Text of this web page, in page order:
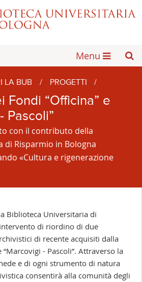
Menu
LA BUB / PROGETTI /
Fondi “Officina” e
Pascoli”
con il contributo della
di Risparmio in Bologna
«Cultura e rigenerazione
Biblioteca Universitaria di
di riordino di due
di recente acquisiti dalla
- Pascoli”. Attraverso la
e di ogni strumento di natura
consentirà alla comunità degli